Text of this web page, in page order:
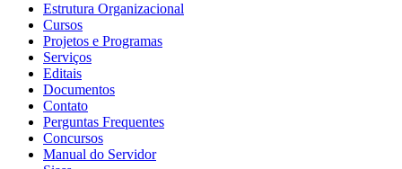
Estrutura Organizacional
Cursos
Projetos e Programas
Serviços
Editais
Documentos
Contato
Perguntas Frequentes
Concursos
Manual do Servidor